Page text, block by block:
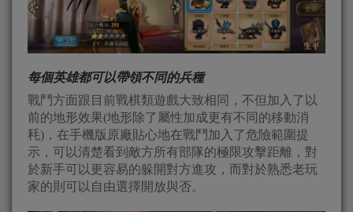
每個英雄都可以帶領不同的兵種
戰鬥方面跟目前戰棋類遊戲大致相同，不但加入了以
前的地形效果(地形除了屬性加成更有不同的移動消
秏)，在手機版原廠貼心地在戰鬥加入了危險範圍提
示，可以清楚看到敵方所有部隊的極限攻擊距離，對
於新手可以更容易的躲開對方進攻，而對於熟悉老玩
家的則可以自由選擇開放與否。